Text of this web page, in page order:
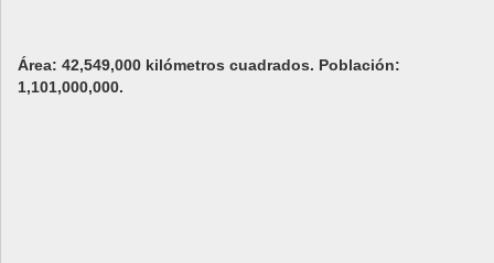
Área: 42,549,000 kilómetros cuadrados. Población:
1,101,000,000.